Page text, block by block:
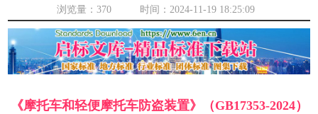
浏览量： 370 时间：2024-11-19 18:25:09
《摩托车和轻便摩托车防盗装置》（GB17353-2024）